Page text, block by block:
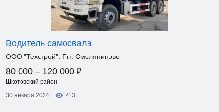
Водитель самосвала
ООО "Техстрой". Пгт. Смоляниново
80 000 – 120 000 ₽
Шкотовский район
30 января 2024
213